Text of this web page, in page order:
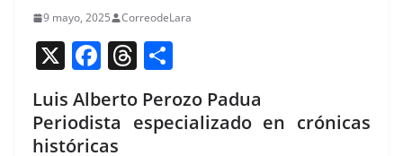
9 mayo, 2025 CorreodeLara
X F
c
e
T
h
re
a
m
p
Luis Alberto Perozo Padua
Periodista especializado en crónicas
históricas